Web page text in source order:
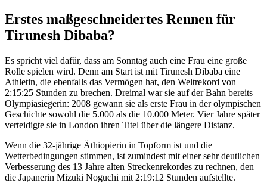
Erstes maßgeschneidertes Rennen für
Tirunesh Dibaba?
Es spricht viel dafür, dass am Sonntag auch eine Frau eine große
Rolle spielen wird. Denn am Start ist mit Tirunesh Dibaba eine
Athletin, die ebenfalls das Vermögen hat, den Weltrekord von
2:15:25 Stunden zu brechen. Dreimal war sie auf der Bahn bereits
Olympiasiegerin: 2008 gewann sie als erste Frau in der olympischen
Geschichte sowohl die 5.000 als die 10.000 Meter. Vier Jahre später
verteidigte sie in London ihren Titel über die längere Distanz.
Wenn die 32-jährige Äthiopierin in Topform ist und die
Wetterbedingungen stimmen, ist zumindest mit einer sehr deutlichen
Verbesserung des 13 Jahre alten Streckenrekordes zu rechnen, den
die Japanerin Mizuki Noguchi mit 2:19:12 Stunden aufstellte.